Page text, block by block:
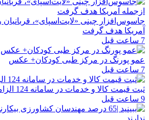
آمریکا هدف گرفت
7 ساعت قبل
عمو پورنگ در مرکز طبی کودکان+ عکس
7 ساعت قبل
ثبت قیمت کالا و خدمات در سامانه 124 الزامی شد
9 ساعت قبل